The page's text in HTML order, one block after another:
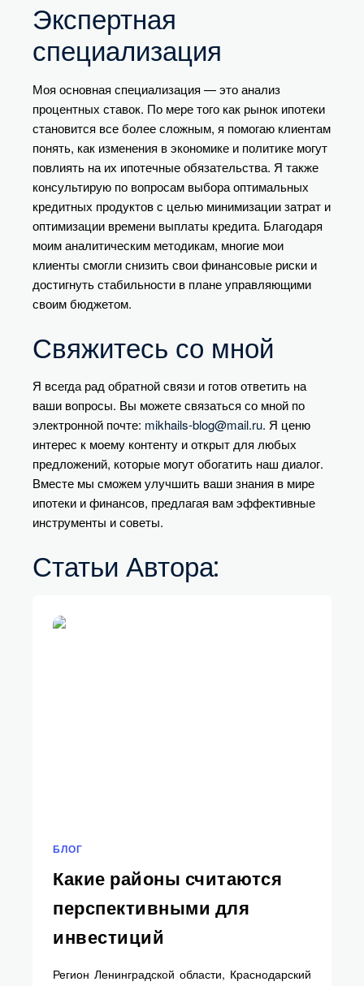
Экспертная
специализация
Моя основная специализация — это анализ
процентных ставок. По мере того как рынок ипотеки
становится все более сложным, я помогаю клиентам
понять, как изменения в экономике и политике могут
повлиять на их ипотечные обязательства. Я также
консультирую по вопросам выбора оптимальных
кредитных продуктов с целью минимизации затрат и
оптимизации времени выплаты кредита. Благодаря
моим аналитическим методикам, многие мои
клиенты смогли снизить свои финансовые риски и
достигнуть стабильности в плане управляющими
своим бюджетом.
Свяжитесь со мной
Я всегда рад обратной связи и готов ответить на
ваши вопросы. Вы можете связаться со мной по
электронной почте: mikhails-blog@mail.ru. Я ценю
интерес к моему контенту и открыт для любых
предложений, которые могут обогатить наш диалог.
Вместе мы сможем улучшить ваши знания в мире
ипотеки и финансов, предлагая вам эффективные
инструменты и советы.
Статьи Автора:
БЛОГ
Какие районы считаются
перспективными для
инвестиций
Регион Ленинградской области, Краснодарский